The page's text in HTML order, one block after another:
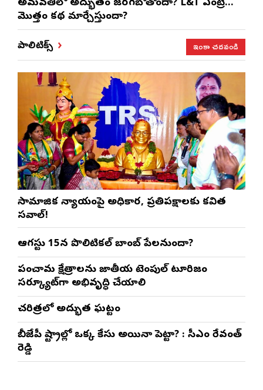
అమరావతిలో అద్భుతం జరగబోతోందా? L&T ఎంట్రీ…
మొత్తం కథ మార్చేస్తుందా?
పాలిటిక్స్ ఇంకా చదవండి
సామాజిక న్యాయంపై అధికార, ప్రతిపక్షాలకు కవిత
సవాల్!
ఆగస్టు 15న పొలిటికల్ బాంబ్ పేలనుందా?
పంచారామ క్షేత్రాలను జాతీయ టెంపుల్ టూరిజం
సర్క్యూట్‌గా అభివృద్ధి చేయాలి
చరిత్రలో అద్భుత ఘట్టం
బీజేపీ రాష్ట్రాల్లో ఒక్క కేసు అయినా పెట్టారా? : సీఎం రేవంత్
రెడ్డి